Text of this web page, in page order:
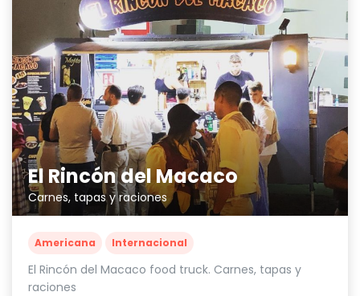
El Rincón del Macaco
Carnes, tapas y raciones
Americana Internacional
El Rincón del Macaco food truck. Carnes, tapas y
raciones